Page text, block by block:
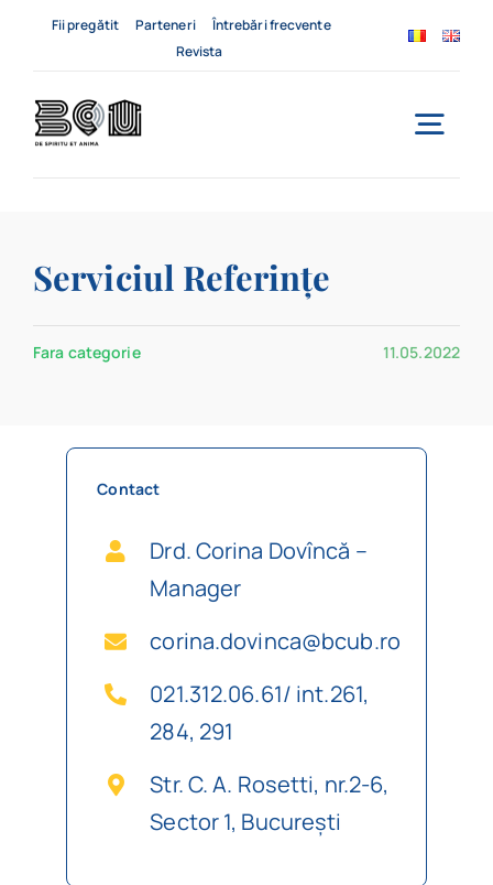
Fii pregătit Parteneri
Întrebări frecvente
Revista
Despre noi
Servicii
Serviciul Referințe
Fara categorie 11.05.2022
Contact
Drd. Corina Dovîncă –
Manager
corina.dovinca@bcub.ro
021.312.06.61/ int.261,
284, 291
Str. C. A. Rosetti, nr.2-6,
Sector 1, București